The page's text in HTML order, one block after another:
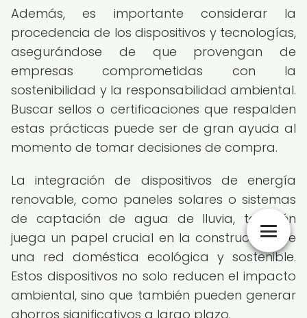
Además, es importante considerar la
procedencia de los dispositivos y tecnologías,
asegurándose de que provengan de
empresas comprometidas con la
sostenibilidad y la responsabilidad ambiental.
Buscar sellos o certificaciones que respalden
estas prácticas puede ser de gran ayuda al
momento de tomar decisiones de compra.
La integración de dispositivos de energía
renovable, como paneles solares o sistemas
de captación de agua de lluvia, también
juega un papel crucial en la construcción de
una red doméstica ecológica y sostenible.
Estos dispositivos no solo reducen el impacto
ambiental, sino que también pueden generar
ahorros significativos a largo plazo.